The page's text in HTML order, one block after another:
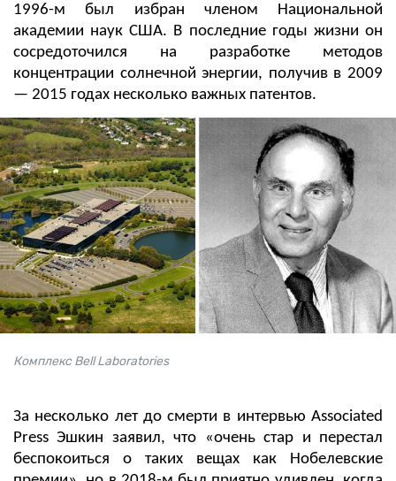
1996-м был избран членом Национальной
академии наук США. В последние годы жизни он
сосредоточился на разработке методов
концентрации солнечной энергии, получив в 2009
— 2015 годах несколько важных патентов.
Комплекс Bell Laboratories
За несколько лет до смерти в интервью Associated
Press Эшкин заявил, что «очень стар и перестал
беспокоиться о таких вещах как Нобелевские